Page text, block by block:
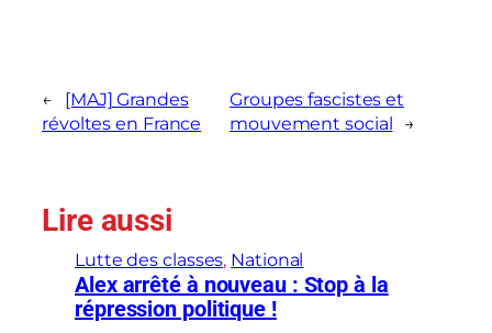
←
[MAJ] Grandes
révoltes en France
Groupes fascistes et
mouvement social
→
Lire aussi
Lutte des classes, National
Alex arrêté à nouveau : Stop à la
répression politique !